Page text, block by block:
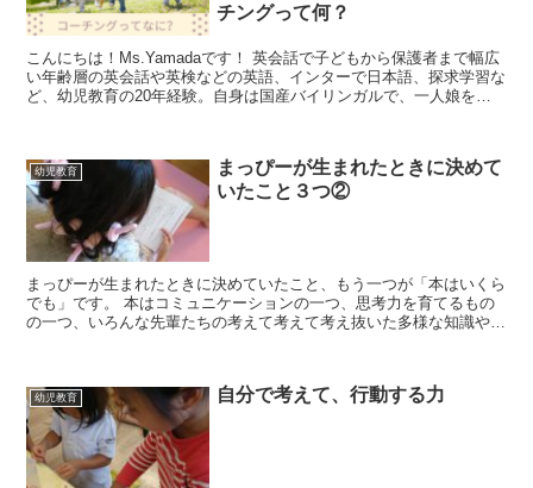
チングって何？
こんにちは！Ms.Yamadaです！ 英会話で子どもから保護者まで幅広
い年齢層の英会話や英検などの英語、インターで日本語、探求学習な
ど、幼児教育の20年経験。自身は国産バイリンガルで、一人娘をバ
幼児教育
まっぴーが生まれたときに決めて
いたこと３つ②
まっぴーが生まれたときに決めていたこと、もう一つが「本はいくら
でも」です。 本はコミュニケーションの一つ、思考力を育てるもの
の一つ、いろんな先輩たちの考えて考えて考え抜いた多様な知識や経
幼児教育 自分で考えて、行動する力